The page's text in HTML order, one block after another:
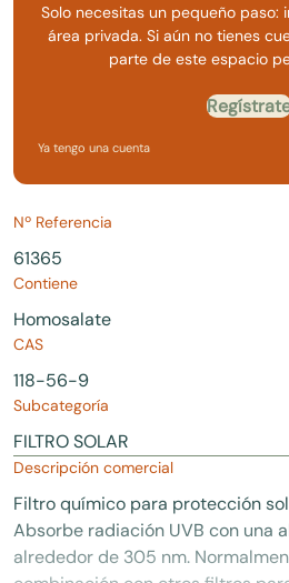
Solo necesitas un pequeño paso:
área privada. Si aún no tienes
parte de este espacio
Ya tengo una cuenta
Nº Referencia
61365
Contiene
Homosalate
CAS
118-56-9
Subcategoría
FILTRO SOLAR
Descripción comercial
Filtro químico para protección
Absorbe radiación UVB con una
alrededor de 305 nm.